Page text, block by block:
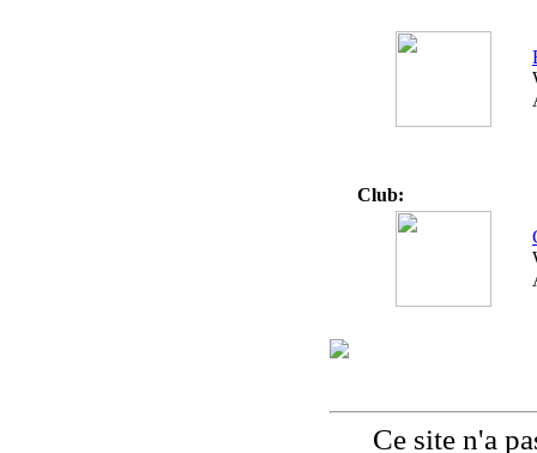
Club:
Ce site n'a